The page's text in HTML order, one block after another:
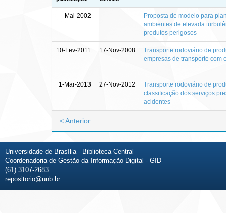
Mai-2002 -
Proposta de modelo para
ambientes de elevada
produtos perigosos
10-Fev-2011 17-Nov-2008
Transporte rodoviário de
empresas de transporte com
1-Mar-2013 27-Nov-2012
Transporte rodoviário de
classificação dos serviços
acidentes
< Anterior
Universidade de Brasília - Biblioteca Central
Coordenadoria de Gestão da Informação Digital - GID
(61) 3107-2683
repositorio@unb.br